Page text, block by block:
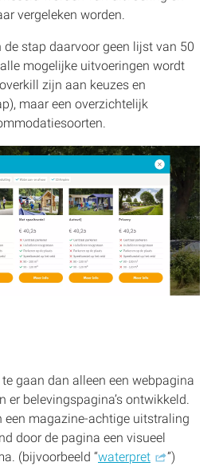
vergeleken worden.
de stap daarvoor geen lijst van 50
mogelijke uitvoeringen wordt
zijn aan keuzes en
maar een overzichtelijk
gaan dan alleen een webpagina
er belevingspagina’s ontwikkeld.
een magazine-achtige uitstraling
door de pagina een visueel
(bijvoorbeeld “waterpret ”)